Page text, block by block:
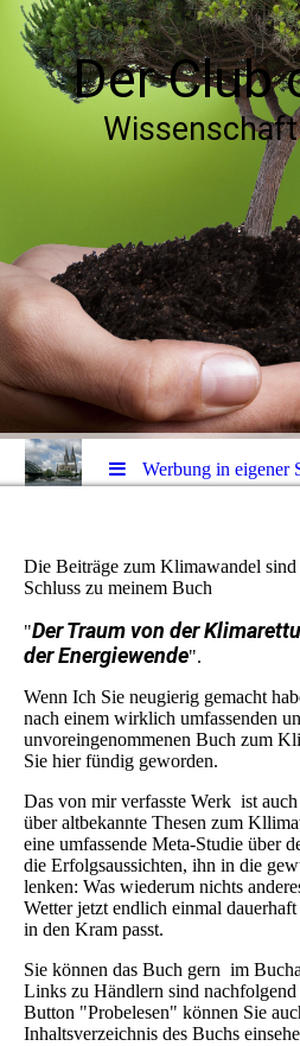
Der Club
Werbung in eigener
Die Beiträge zum Klimawandel
Schluss zu meinem Buch
"Der Traum von der
der Energiewende".
Wenn Ich Sie neugierig gemacht
nach einem wirklich umfassenden
unvoreingenommenen Buch zum
Sie hier fündig geworden.
Das von mir verfasste Werk ist
über altbekannte Thesen zum
eine umfassende Meta-Studie über
die Erfolgsaussichten, ihn in die
lenken: Was wiederum nichts
Wetter jetzt endlich einmal
in den Kram passt.
Sie können das Buch gern im
Links zu Händlern sind
Button "Probelesen" können Sie
Inhaltsverzeichnis des Buchs